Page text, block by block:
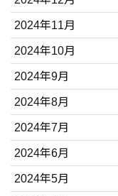
2024年11月
2024年10月
2024年9月
2024年8月
2024年7月
2024年6月
2024年5月